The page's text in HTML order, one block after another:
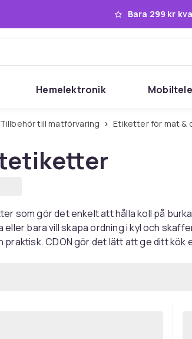
Bara 299 kr
Hemelektronik
Tillbehör till matförvaring Etiketter för mat &
som gör det enkelt att hålla koll på
bara vill skapa ordning i kyl och
CDON gör det lätt att ge ditt kök